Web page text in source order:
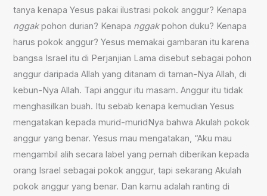
tanya kenapa Yesus pakai ilustrasi pokok anggur? Kenapa
nggakpohon durian? Kenapa nggakpohon duku? Kenapa
harus pokok anggur? Yesus memakai gambaran itu karena
bangsa Israel itu di Perjanjian Lama disebut sebagai pohon
anggur daripada Allah yang ditanam di taman-Nya Allah, di
kebun-Nya Allah. Tapi anggur itu masam. Anggur itu tidak
menghasilkan buah. Itu sebab kenapa kemudian Yesus
mengatakan kepada murid-muridNya bahwa Akulah pokok
anggur yang benar. Yesus mau mengatakan, “Aku mau
mengambil alih secara label yang pernah diberikan kepada
orang Israel sebagai pokok anggur, tapi sekarang Akulah
pokok anggur yang benar. Dan kamu adalah ranting di